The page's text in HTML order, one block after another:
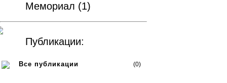
Мемориал (1)
Публикации:
Все публикации (0)